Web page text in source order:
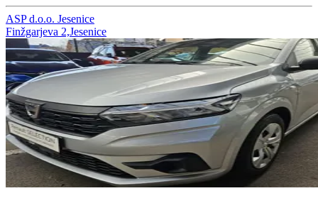
ASP d.o.o. Jesenice
Finžgarjeva 2,Jesenice